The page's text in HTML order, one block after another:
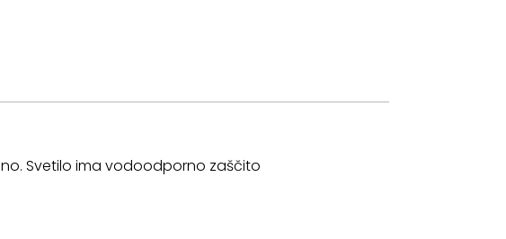
Svetilo ima vodoodporno zaščito